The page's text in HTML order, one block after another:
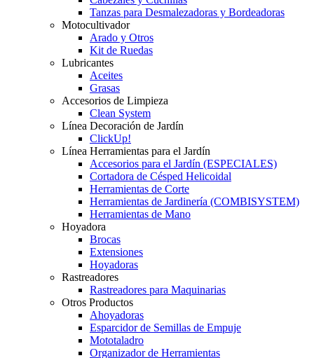
Tanzas para Desmalezadoras y Bordeadoras
Motocultivador
Arado y Otros
Kit de Ruedas
Lubricantes
Aceites
Grasas
Accesorios de Limpieza
Clean System
Línea Decoración de Jardín
ClickUp!
Línea Herramientas para el Jardín
Accesorios para el Jardín (ESPECIALES)
Cortadora de Césped Helicoidal
Herramientas de Corte
Herramientas de Jardinería (COMBISYSTEM)
Herramientas de Mano
Hoyadora
Brocas
Extensiones
Hoyadoras
Rastreadores
Rastreadores para Maquinarias
Otros Productos
Ahoyadoras
Esparcidor de Semillas de Empuje
Mototaladro
Organizador de Herramientas